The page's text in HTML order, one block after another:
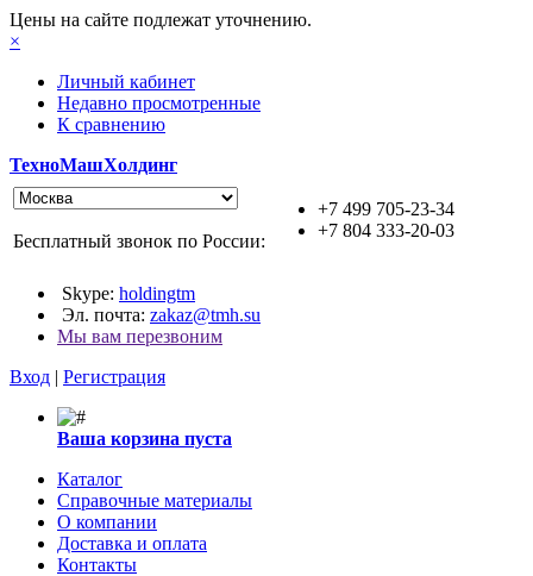
Цены на сайте подлежат уточнению.
×
Личный кабинет
Недавно просмотренные
К сравнению
ТехноМашХолдинг
+7 499 705-23-34
+7 804 333-20-03
Бесплатный звонок по России:
Skype: holdingtm
Эл. почта: zakaz@tmh.su
Мы вам перезвоним
Вход | Регистрация
Ваша корзина пуста
Каталог
Справочные материалы
О компании
Доставка и оплата
Контакты